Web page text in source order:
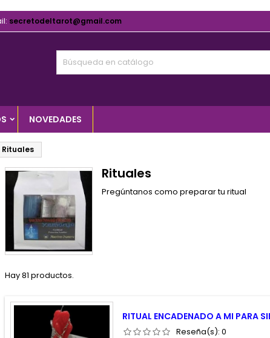
secretodeltarot@gmail.com
NOVEDADES
Rituales
Rituales
Pregúntanos como preparar tu ritual
Hay 81 productos.
RITUAL ENCADENADO A MI PARA
Reseña(s):0